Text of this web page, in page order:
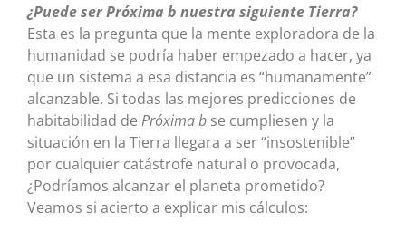
¿Puede ser Próxima b nuestra siguiente Tierra?
Esta es la pregunta que la mente exploradora de la
humanidad se podría haber empezado a hacer, ya
que un sistema a esa distancia es “humanamente”
alcanzable. Si todas las mejores predicciones de
habitabilidad de Próxima b se cumpliesen y la
situación en la Tierra llegara a ser “insostenible”
por cualquier catástrofe natural o provocada,
¿Podríamos alcanzar el planeta prometido?
Veamos si acierto a explicar mis cálculos: